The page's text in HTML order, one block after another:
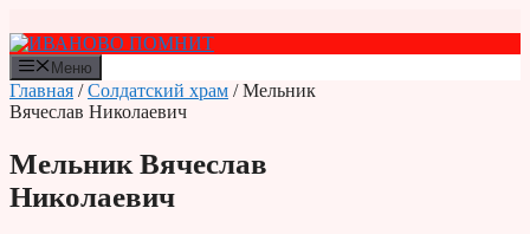
к
содержимому
Меню
Главная /Солдатский храм / Мельник
Вячеслав Николаевич
Мельник Вячеслав
Николаевич